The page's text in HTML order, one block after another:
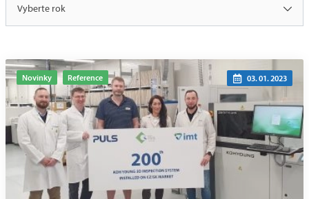
Vyberte rok
Novinky Reference 03. 01. 2023